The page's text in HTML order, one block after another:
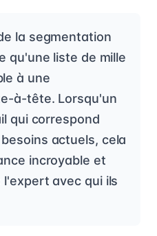
la segmentation
qu'une liste de mille
à une
à-tête. Lorsqu'un
qui correspond
actuels, cela
incroyable et
avec qui ils